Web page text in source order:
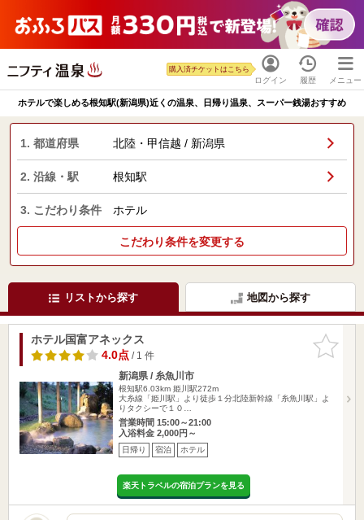
ログイン
購入済チケットはこちら
履歴 メニュー
ホテルで楽しめる根知駅(新潟県)近くの温泉、日帰り温泉、スーパー銭湯おすすめ
1. 都道府県 北陸・甲信越 / 新潟県
2. 沿線・駅 根知駅
3. こだわり条件 ホテル
こだわり条件を変更する
リストから探す 地図から探す
お気に入
りに追加
ホテル国富アネックス
4.0点/ 1 件
新潟県 / 糸魚川市
根知駅6.03km 姫川駅272m
大糸線「姫川駅」より徒歩１分北陸新幹線「糸魚川駅」よ
りタクシーで１０…
営業時間 15:00～21:00
入浴料金 2,000円～
日帰り 宿泊 ホテル
楽天トラベルの宿泊プランを見る